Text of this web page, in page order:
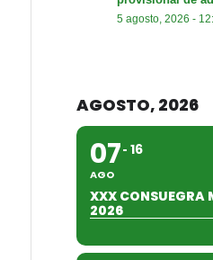
5 agosto, 2026 -
AGOSTO, 2026
07
AGO
16
XXX CONSUEGRA
2026